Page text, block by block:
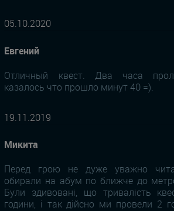
05.10.2020
Евгений
Отличный квест. Два часа
казалось что прошло минут 40 =).
19.11.2019
Микита
Перед грою не дуже уважно
обирали на абум по ближче до
Були здивовані, що тривалість
години, і так дійсно ми провели 2